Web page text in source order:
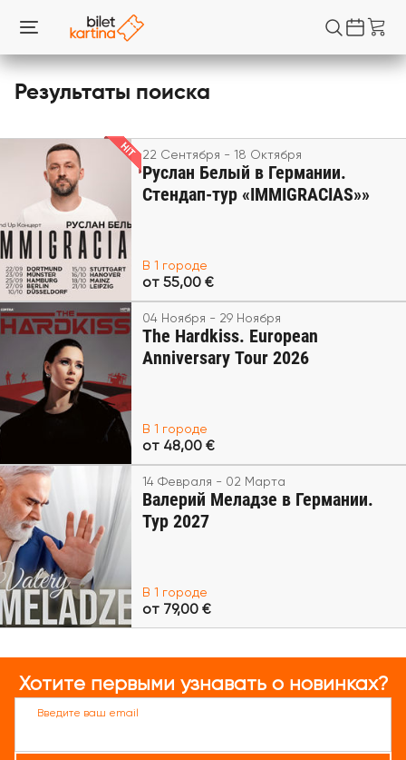
Результаты поиска
22 Сентября - 18 Октября
Руслан Белый в Германии.
Стендап-тур «IMMIGRACIAS»»
В 1 городе
от 55,00 €
04 Ноября - 29 Ноября
The Hardkiss. European
Anniversary Tour 2026
В 1 городе
от 48,00 €
14 Февраля - 02 Марта
Валерий Меладзе в Германии.
Тур 2027
В 1 городе
от 79,00 €
Хотите первыми узнавать о новинках?
Введите ваш email